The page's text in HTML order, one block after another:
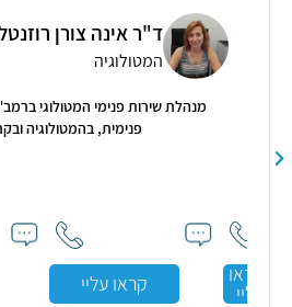
קראו
עליי
ד"ר אינה צורן
המטולוגיה
מנהלת שירות פנימי המטולוגי
פנימית, בהמטולוגיה
קראו עליי